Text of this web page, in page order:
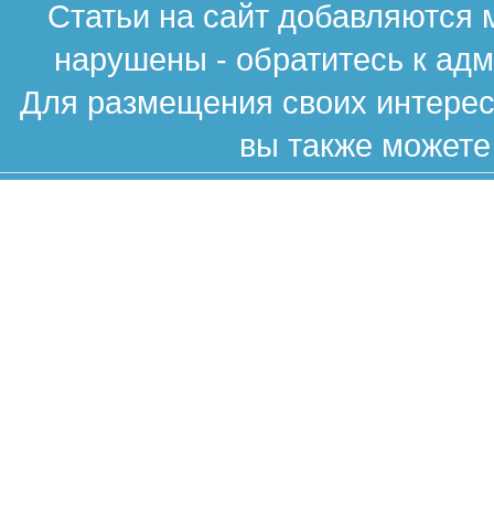
Статьи на сайт
нарушены - обратитесь к
Для размещения своих
вы также